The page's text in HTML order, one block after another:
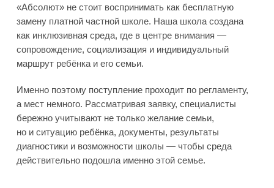
«Абсолют» не стоит воспринимать как бесплатную
замену платной частной школе. Наша школа создана
как инклюзивная среда, где в центре внимания —
сопровождение, социализация и индивидуальный
маршрут ребёнка и его семьи.
Именно поэтому поступление проходит по регламенту,
а мест немного. Рассматривая заявку, специалисты
бережно учитывают не только желание семьи,
но и ситуацию ребёнка, документы, результаты
диагностики и возможности школы — чтобы среда
действительно подошла именно этой семье.